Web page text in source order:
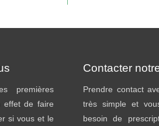
premières
effet de faire
si vous et le
Contacter
Prendre contact
très simple et
besoin de